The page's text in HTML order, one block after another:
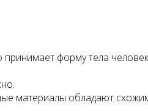
принимает форму тела
материалы обладают